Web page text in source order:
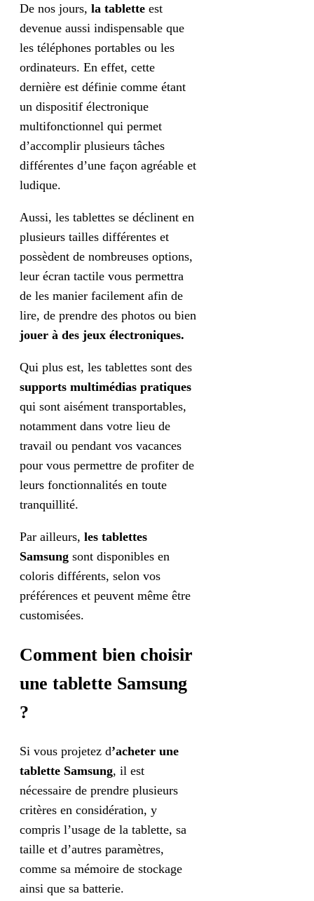
De nos jours, la tablette est
devenue aussi indispensable que
les téléphones portables ou les
ordinateurs. En effet, cette
dernière est définie comme étant
un dispositif électronique
multifonctionnel qui permet
d’accomplir plusieurs tâches
différentes d’une façon agréable et
ludique.
Aussi, les tablettes se déclinent en
plusieurs tailles différentes et
possèdent de nombreuses options,
leur écran tactile vous permettra
de les manier facilement afin de
lire, de prendre des photos ou bien
jouer à des jeux électroniques.
Qui plus est, les tablettes sont des
supports multimédias pratiques
qui sont aisément transportables,
notamment dans votre lieu de
travail ou pendant vos vacances
pour vous permettre de profiter de
leurs fonctionnalités en toute
tranquillité.
Par ailleurs, les tablettes
Samsung sont disponibles en
coloris différents, selon vos
préférences et peuvent même être
customisées.
Comment bien choisir
une tablette Samsung
?
Si vous projetez d’acheter une
tablette Samsung, il est
nécessaire de prendre plusieurs
critères en considération, y
compris l’usage de la tablette, sa
taille et d’autres paramètres,
comme sa mémoire de stockage
ainsi que sa batterie.